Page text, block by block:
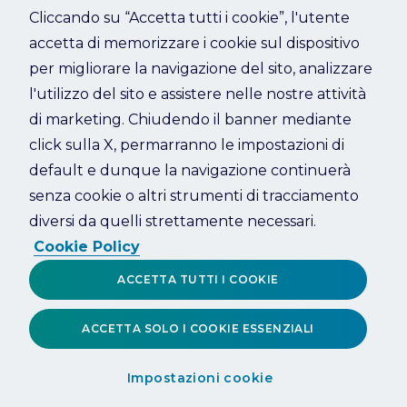
Refresh
Cliccando su “Accetta tutti i cookie”, l'utente
accetta di memorizzare i cookie sul dispositivo
per migliorare la navigazione del sito, analizzare
l'utilizzo del sito e assistere nelle nostre attività
di marketing. Chiudendo il banner mediante
click sulla X, permarranno le impostazioni di
default e dunque la navigazione continuerà
senza cookie o altri strumenti di tracciamento
diversi da quelli strettamente necessari.
Cookie Policy
Impostazioni cookie
ACCETTA SOLO I COOKIE ESSENZIALI
ACCETTA TUTTI I COOKIE